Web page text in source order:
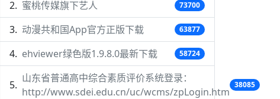
蜜桃传媒旗下艺人 73700
动漫共和国App官方正版下载 63877
ehviewer绿色版1.9.8.0最新下载 58724
山东省普通高中综合素质评价系统登录：
http://www.sdei.edu.cn/uc/wcms/zpLogin.htm
38085